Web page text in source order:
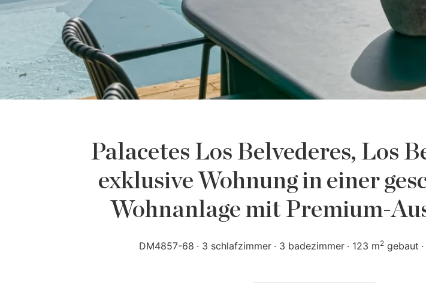
Palacetes Los Belvederes, Los
exklusive Wohnung in einer
Wohnanlage mit Premium-
DM4857-68 3 schlafzimmer 3 badezimmer 123 m2gebaut